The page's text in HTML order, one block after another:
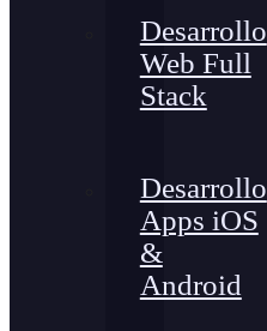
Desarrollo
Web Full
Stack
Desarrollo
Apps iOS
&
Android